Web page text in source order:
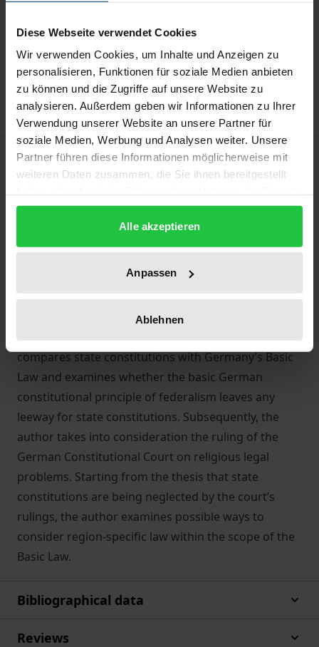
Diese Webseite verwendet Cookies
Wir verwenden Cookies, um Inhalte und Anzeigen zu
personalisieren, Funktionen für soziale Medien anbieten
zu können und die Zugriffe auf unsere Website zu
analysieren. Außerdem geben wir Informationen zu Ihrer
Verwendung unserer Website an unsere Partner für
soziale Medien, Werbung und Analysen weiter. Unsere
Partner führen diese Informationen möglicherweise mit
weiteren Daten zusammen, die Sie ihnen bereitgestellt
gesammelt haben.
Alle akzeptieren
Anpassen
Ablehnen
Add to Cart
Add to Wish List
Delivery cost notice
Description
same time, the German constitutional system
stipulates the principle of religious ideological
neutrality. This is reflected in the negative aspects of
civil liberties. In this study, the author examines the
tense legal relationship between civil liberties and
region-specific norms in state constitutions. She
compares state constitutions with Germany’s Basic
Law and examines whether the basic German
constitutional principle of federalism leaves any
leeway for state constitutions. Subsequently, the
author takes into consideration the ruling of the
German Constitutional Court on religious legal
problems. Starting from the thesis that state
constitutions are being neglected by the court’s
rulings, the author examines possible ways to
consider region-specific law within the scope of the
Basic Law.
Bibliographical data
Reviews